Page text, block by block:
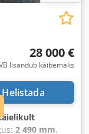
28 000 €
lisandub käibemaks
Helistada
2 490 mm,